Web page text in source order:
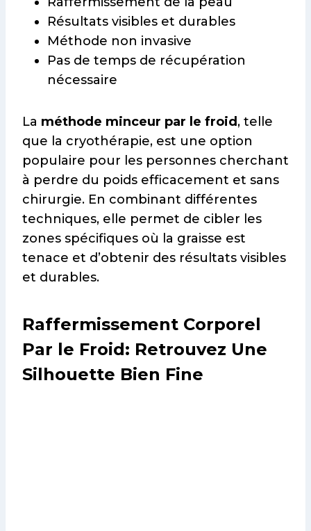
Résultats visibles et durables
Méthode non invasive
Pas de temps de récupération
nécessaire
La méthode minceur par le froid, telle
que la cryothérapie, est une option
populaire pour les personnes cherchant
à perdre du poids efficacement et sans
chirurgie. En combinant différentes
techniques, elle permet de cibler les
zones spécifiques où la graisse est
tenace et d’obtenir des résultats visibles
et durables.
Raffermissement Corporel
Par le Froid: Retrouvez Une
Silhouette Bien Fine